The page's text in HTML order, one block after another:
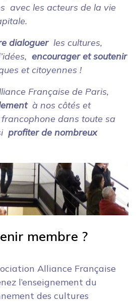
avec les acteurs de la vie
dialoguer les cultures,
encourager et soutenir
et citoyennes !
Française de Paris,
à nos côtés et
dans toute sa
profiter de nombreux
membre ?
Alliance Française
l’enseignement du
des cultures